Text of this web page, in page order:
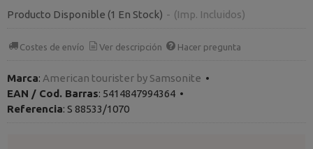
Producto Disponible (1 En Stock) - (Imp. Incluidos)
Costes de envío Ver descripción Hacer pregunta
Marca: American tourister by Samsonite •
EAN / Cod. Barras: 5414847994364 •
Referencia: S 88533/1070